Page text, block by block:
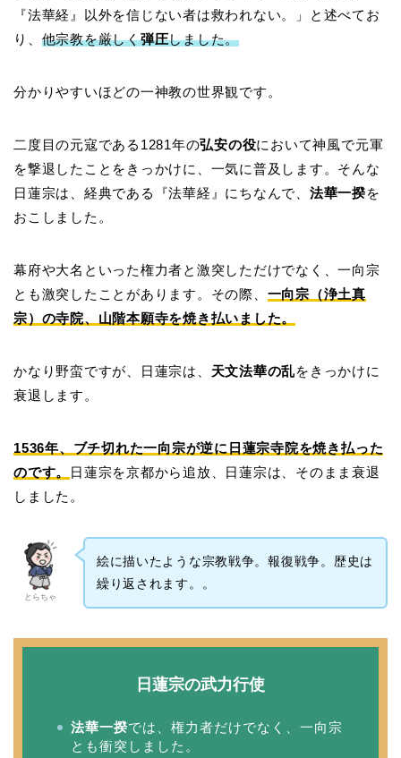
『法華経』以外を信じない者は救われない。」と述べてお
り、 他宗教を厳しく弾圧しました。
分かりやすいほどの一神教の世界観です。
二度目の元寇である1281年の弘安の役において神風で元軍
を撃退したことをきっかけに、一気に普及します。そんな
日蓮宗は、経典である『法華経』にちなんで、 法華一揆を
おこしました。
幕府や大名といった権力者と激突しただけでなく、一向宗
とも激突したことがあります。その際、 一向宗（浄土真
宗）の寺院、山階本願寺を焼き払いました。
かなり野蛮ですが、日蓮宗は、 天文法華の乱をきっかけに
衰退します。
1536年、ブチ切れた一向宗が逆に日蓮宗寺院を焼き払った
のです。
日蓮宗を京都から追放、日蓮宗は、そのまま衰退
しました。
とらちゃ
絵に描いたような宗教戦争。報復戦争。歴史は
繰り返されます。。
日蓮宗の武力行使
法華一揆では、権力者だけでなく、一向宗
とも衝突しました。